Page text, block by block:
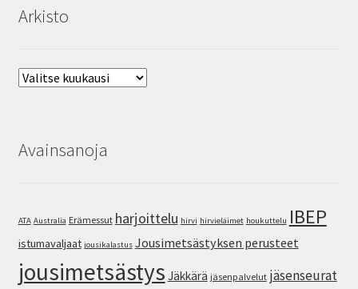
Arkisto
Arkisto
Avainsanoja
ATA Australia Erämessut harjoittelu hirvi hirvieläimet houkuttelu IBEP
istumavaljaat jousikalastus Jousimetsästyksen perusteet
jousimetsästys Jäkkärä jäsenpalvelut jäsenseurat